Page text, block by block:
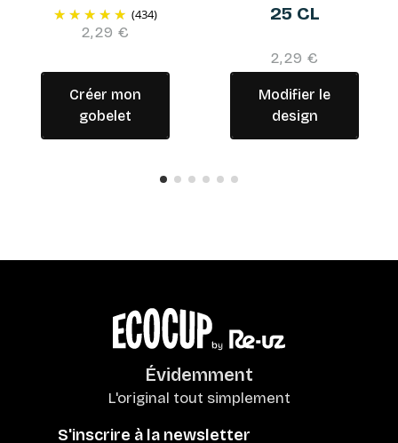
(434)
2,29 €
Créer mon
gobelet
25 CL
2,29 €
Modifier le
design
Évidemment
L'original tout simplement
S'inscrire à la newsletter